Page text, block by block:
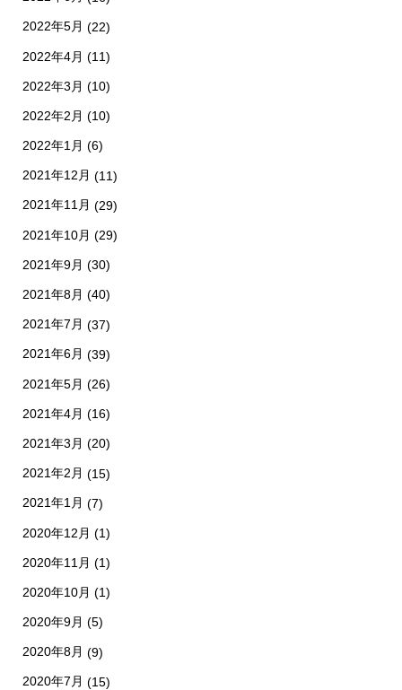
2022年5月 (22)
2022年4月 (11)
2022年3月 (10)
2022年2月 (10)
2022年1月 (6)
2021年12月 (11)
2021年11月 (29)
2021年10月 (29)
2021年9月 (30)
2021年8月 (40)
2021年7月 (37)
2021年6月 (39)
2021年5月 (26)
2021年4月 (16)
2021年3月 (20)
2021年2月 (15)
2021年1月 (7)
2020年12月 (1)
2020年11月 (1)
2020年10月 (1)
2020年9月 (5)
2020年8月 (9)
2020年7月 (15)